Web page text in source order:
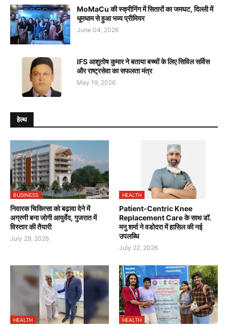
MoMaCu की स्क्रीनिंग में सितारों का जमघट, दिल्ली में
धूमधाम से हुआ भव्य प्रीमियर
June 04, 2026
IFS आशुतोष कुमार ने बताया बच्चों के लिए सिविल सर्विस
और राष्ट्रसेवा का सफलता मंत्र
May 19, 2026
हेल्थ
BUSINESS
निवारक चिकित्सा को बढ़ावा देने में
अग्रणी बना जोगी आयुर्वेद, गुजरात में
विस्तार की तैयारी
July 29, 2026
HEALTH
Patient-Centric Knee
Replacement Care के साथ डॉ.
मनु शर्मा ने वडोदरा में हासिल की नई
उपलब्धि
July 22, 2026
HEALTH HEALTH